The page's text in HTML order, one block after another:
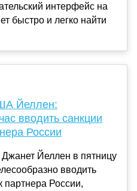
интерфейс на
Йеллен:
вводить санкции
России
Йеллен в пятницу
вводить
партнера России,